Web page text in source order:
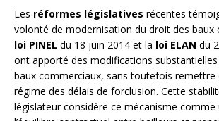
Les réformes législatives récentes
volonté de modernisation du droit des baux
loi PINEL du 18 juin 2014 et la loi ELAN du
ont apporté des modifications
baux commerciaux, sans toutefois remettre
régime des délais de forclusion. Cette
législateur considère ce mécanisme comme